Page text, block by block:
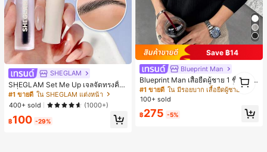
SHEGLAM
SHEGLAM Set Me Up เจลจัดทรงคิ้ว
เครื่องสำอางแบรนด์ความงามและเมค
อัพสำหรับผู้หญิงและเด็กผู้หญิง
#1 ขายดี ใน SHEGLAM แต่งหน้า
400+ sold
(1000+)
฿100 -29%
Save ฿14
Blueprint Man
Blueprint Man เสื้อยืดผู้ชาย 1 ชิ้น คอเ
ฮนลีย์ ผ้าถักลายวาฟเฟิล คอวีเล็ก ทรงห
ลวม บาง ระบายอากาศได้ดี ใส่สบาย มี
ส์ใหญ่กว่าปกติ กรุณาเลือกไซส์เล็กลงเพื่
#1 ขายดี ใน มีรอยบาก เสื้อยืดผู้ชาย
100+ sold
฿275 -5%
1